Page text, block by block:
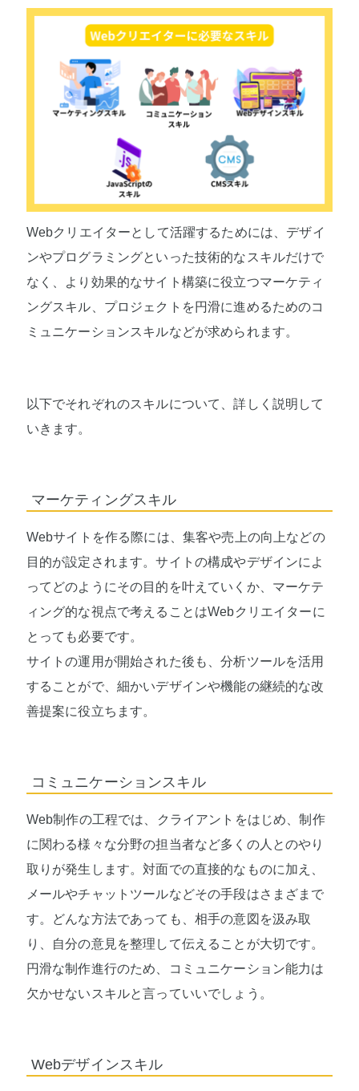
Webクリエイターとして活躍するためには、デザイ
ンやプログラミングといった技術的なスキルだけで
なく、より効果的なサイト構築に役立つマーケティ
ングスキル、プロジェクトを円滑に進めるためのコ
ミュニケーションスキルなどが求められます。
以下でそれぞれのスキルについて、詳しく説明して
いきます。
マーケティングスキル
Webサイトを作る際には、集客や売上の向上などの
目的が設定されます。サイトの構成やデザインによ
ってどのようにその目的を叶えていくか、マーケテ
ィング的な視点で考えることはWebクリエイターに
とっても必要です。
サイトの運用が開始された後も、分析ツールを活用
することがで、細かいデザインや機能の継続的な改
善提案に役立ちます。
コミュニケーションスキル
Web制作の工程では、クライアントをはじめ、制作
に関わる様々な分野の担当者など多くの人とのやり
取りが発生します。対面での直接的なものに加え、
メールやチャットツールなどその手段はさまざまで
す。どんな方法であっても、相手の意図を汲み取
り、自分の意見を整理して伝えることが大切です。
円滑な制作進行のため、コミュニケーション能力は
欠かせないスキルと言っていいでしょう。
Webデザインスキル